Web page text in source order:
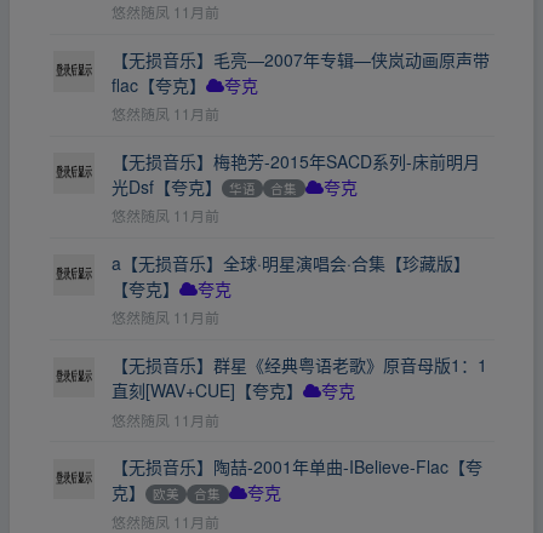
悠然随凤 11月前
【无损音乐】毛亮—2007年专辑—侠岚动画原声带
flac【夸克】
夸克
悠然随凤 11月前
【无损音乐】梅艳芳-2015年SACD系列-床前明月
光Dsf【夸克】
华语 合集 夸克
悠然随凤 11月前
a【无损音乐】全球·明星演唱会·合集【珍藏版】
【夸克】
夸克
悠然随凤 11月前
【无损音乐】群星《经典粤语老歌》原音母版1：1
直刻[WAV+CUE]【夸克】
夸克
悠然随凤 11月前
【无损音乐】陶喆-2001年单曲-IBelieve-Flac【夸
克】
欧美 合集 夸克
悠然随凤 11月前